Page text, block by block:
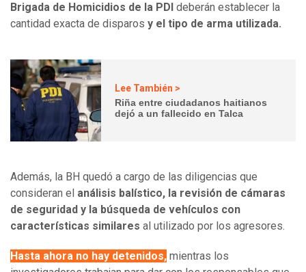
Brigada de Homicidios de la PDI deberán establecer la
cantidad exacta de disparos y el tipo de arma utilizada.
Lee También >
Riña entre ciudadanos haitianos
dejó a un fallecido en Talca
Además, la BH quedó a cargo de las diligencias que
consideran el análisis balístico, la revisión de cámaras
de seguridad y la búsqueda de vehículos con
características similares al utilizado por los agresores.
Hasta ahora no hay detenidos, mientras los